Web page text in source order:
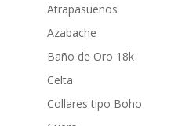
Atrapasueños
Azabache
Baño de Oro 18k
Celta
Collares tipo Boho